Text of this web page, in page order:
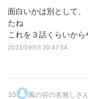
面白いかは別として
たね
これを３話くらいから
2023/09/03 20:47:54
35. 風の谷の名無しさ